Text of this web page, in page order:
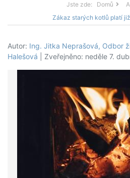
Jste zde: Domů
Zákaz starých kotlů platí
Autor: Ing. Jitka Neprašová, Odbor
Halešová | Zveřejněno: neděle 7.